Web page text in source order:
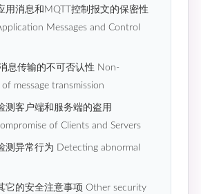
用消息和MQTT控制报文的保密性
Messages and Control
息传输的不可否认性 Non-
message transmission
测客户端和服务端的盗用
of Clients and Servers
测异常行为 Detecting abnormal
它的安全注意事项 Other security